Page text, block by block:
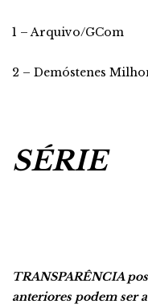
1 – Arquivo/GCom
2 – Demóstenes
SÉRIE
TRANSPARÊNCIA
anteriores podem ser